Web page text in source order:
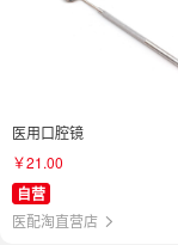
医用口腔镜
￥21.00
自营
医配淘直营店